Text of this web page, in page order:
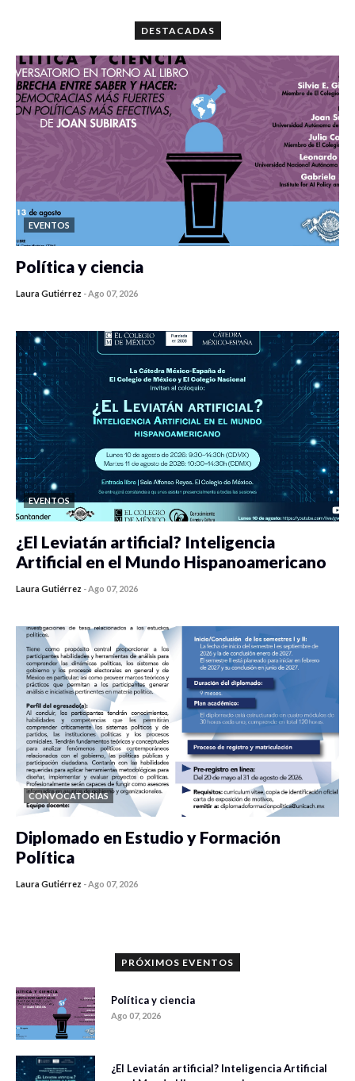
DESTACADAS
EVENTOS
Política y ciencia
Laura Gutiérrez -Ago 07, 2026
EVENTOS
¿El Leviatán artificial? Inteligencia
Artificial en el Mundo Hispanoamericano
Laura Gutiérrez -Ago 07, 2026
CONVOCATORIAS
Diplomado en Estudio y Formación
Política
Laura Gutiérrez -Ago 07, 2026
PRÓXIMOS EVENTOS
Política y ciencia
Ago 07, 2026
¿El Leviatán artificial? Inteligencia Artificial